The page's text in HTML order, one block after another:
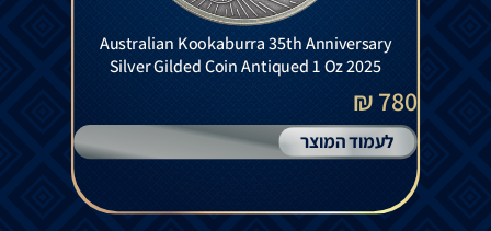
Australian Kookaburra 35th Anniversary
Silver Gilded Coin Antiqued 1 Oz 2025
780 ₪
לעמוד המוצר